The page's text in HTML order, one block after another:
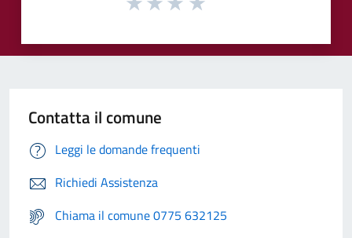
Contatta il comune
Leggi le domande frequenti
Richiedi Assistenza
Chiama il comune 0775 632125